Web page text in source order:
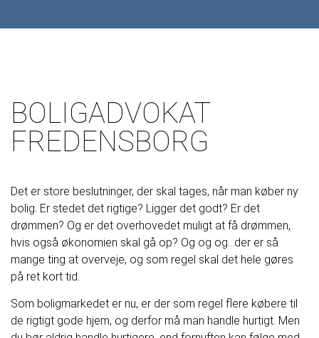
BOLIGADVOKAT
FREDENSBORG
Det er store beslutninger, der skal tages, når man køber ny
bolig. Er stedet det rigtige? Ligger det godt? Er det
drømmen? Og er det overhovedet muligt at få drømmen,
hvis også økonomien skal gå op? Og og og…der er så
mange ting at overveje, og som regel skal det hele gøres
på ret kort tid.
Som boligmarkedet er nu, er der som regel flere købere til
de rigtigt gode hjem, og derfor må man handle hurtigt. Men